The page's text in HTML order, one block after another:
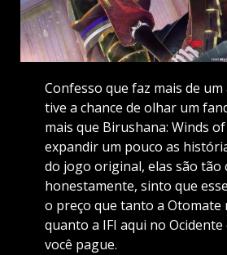
Confesso que faz mais de um
tive a chance de olhar um
mais que Birushana: Winds
expandir um pouco as
do jogo original, elas são tão
honestamente, sinto que
o preço que tanto a Otomate
quanto a IFI aqui no
você pague.